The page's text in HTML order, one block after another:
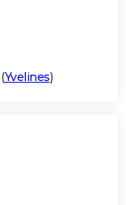
(Yvelines)